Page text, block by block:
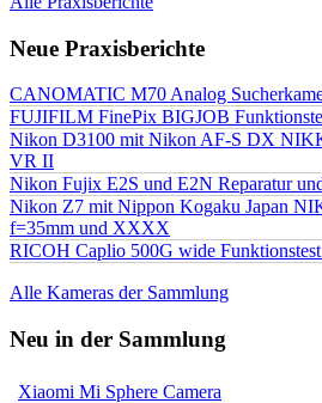
Neue Praxisberichte
CANOMATIC M70 Analog
FUJIFILM FinePix BIGJOB
Nikon D3100 mit Nikon AF-S DX
VR II
Nikon Fujix E2S und E2N Reparatur
Nikon Z7 mit Nippon Kogaku Japan
f=35mm und XXXX
RICOH Caplio 500G wide
Alle Kameras der Sammlung
Neu in der Sammlung
Xiaomi Mi Sphere Camera